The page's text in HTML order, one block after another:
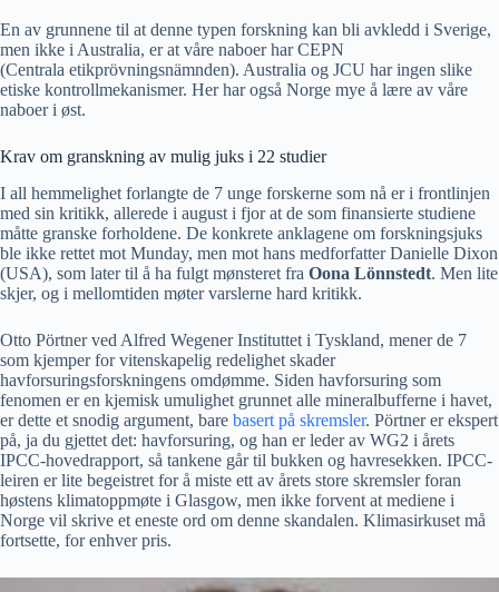
En av grunnene til at denne typen forskning kan bli avkledd i Sverige,
men ikke i Australia, er at våre naboer har CEPN
(Centrala etikprövningsnämnden). Australia og JCU har ingen slike
etiske kontrollmekanismer. Her har også Norge mye å lære av våre
naboer i øst.
Krav om granskning av mulig juks i 22 studier
I all hemmelighet forlangte de 7 unge forskerne som nå er i frontlinjen
med sin kritikk, allerede i august i fjor at de som finansierte studiene
måtte granske forholdene. De konkrete anklagene om forskningsjuks
ble ikke rettet mot Munday, men mot hans medforfatter Danielle Dixon
(USA), som later til å ha fulgt mønsteret fra Oona Lönnstedt. Men lite
skjer, og i mellomtiden møter varslerne hard kritikk.
Otto Pörtner ved Alfred Wegener Instituttet i Tyskland, mener de 7
som kjemper for vitenskapelig redelighet skader
havforsuringsforskningens omdømme. Siden havforsuring som
fenomen er en kjemisk umulighet grunnet alle mineralbufferne i havet,
er dette et snodig argument, bare basert på skremsler. Pörtner er ekspert
på, ja du gjettet det: havforsuring, og han er leder av WG2 i årets
IPCC-hovedrapport, så tankene går til bukken og havresekken. IPCC-
leiren er lite begeistret for å miste ett av årets store skremsler foran
høstens klimatoppmøte i Glasgow, men ikke forvent at mediene i
Norge vil skrive et eneste ord om denne skandalen. Klimasirkuset må
fortsette, for enhver pris.